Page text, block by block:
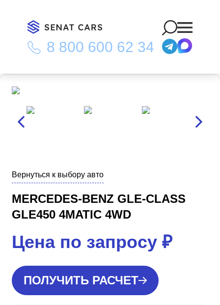
8 800 600 62 34
Главная Каталог/Mercedes-Benz GLE-Class GLE450 4MATIC
4WD
Вернуться к выбору авто
MERCEDES-BENZ GLE-CLASS
GLE450 4MATIC 4WD
Цена по запросу ₽
ПОЛУЧИТЬ РАСЧЕТ